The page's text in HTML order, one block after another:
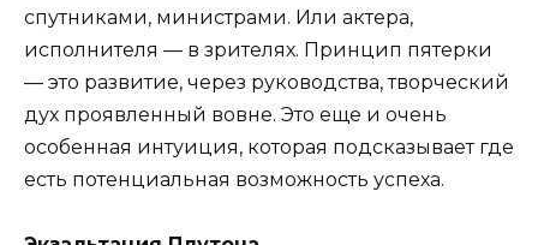
спутниками, министрами. Или актера,
исполнителя — в зрителях. Принцип пятерки
— это развитие, через руководства, творческий
дух проявленный вовне. Это еще и очень
особенная интуиция, которая подсказывает где
есть потенциальная возможность успеха.